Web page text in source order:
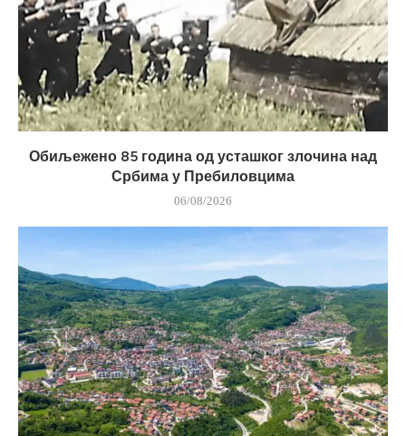
Обиљежено 85 година од усташког злочина над
Србима у Пребиловцима
06/08/2026